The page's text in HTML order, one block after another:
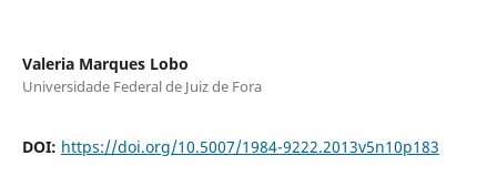
Valeria Marques Lobo
Universidade Federal de Juiz de Fora
DOI: https://doi.org/10.5007/1984-9222.2013v5n10p183